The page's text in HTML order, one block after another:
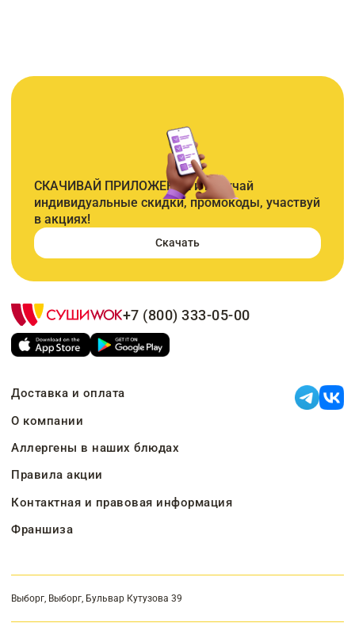
СКАЧИВАЙ ПРИЛОЖЕНИЕ и получай
индивидуальные скидки, промокоды, участвуй
в акциях!
Скачать
+7 (800) 333-05-00
Доставка и оплата
О компании
Аллергены в наших блюдах
Правила акции
Контактная и правовая информация
Франшиза
Выборг, Выборг, Бульвар Кутузова 39